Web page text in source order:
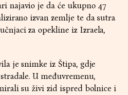
najavio je da će ukupno 47
izvan zemlje te da sutra
za opekline iz Izraela,
je snimke iz Štipa, gdje
U međuvremenu,
su živi zid ispred bolnice i